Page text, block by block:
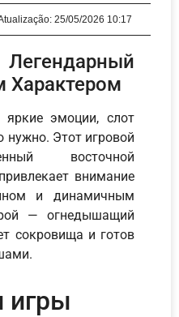
25/05/2026 10:17
Характером
эмоции, слот
нужно. Этот игровой
восточной
внимание
и динамичным
— огнедышащий
сокровища и готов
игры